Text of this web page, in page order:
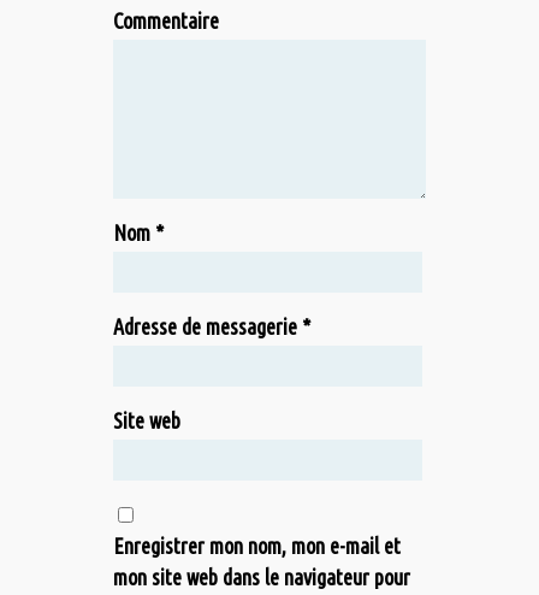
Commentaire
Nom *
Adresse de messagerie *
Site web
Enregistrer mon nom, mon e-mail et
mon site web dans le navigateur pour